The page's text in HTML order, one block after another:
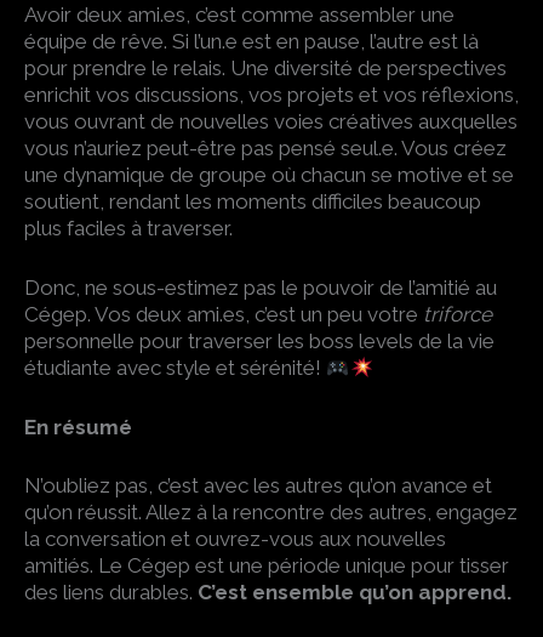
Avoir deux ami.es, c’est comme assembler une
équipe de rêve. Si l’un.e est en pause, l’autre est là
pour prendre le relais. Une diversité de perspectives
enrichit vos discussions, vos projets et vos réflexions,
vous ouvrant de nouvelles voies créatives auxquelles
vous n’auriez peut-être pas pensé seul.e. Vous créez
une dynamique de groupe où chacun se motive et se
soutient, rendant les moments difficiles beaucoup
plus faciles à traverser.
Donc, ne sous-estimez pas le pouvoir de l’amitié au
Cégep. Vos deux ami.es, c’est un peu votre triforce
personnelle pour traverser les boss levels de la vie
étudiante avec style et sérénité!
En résumé
N’oubliez pas, c’est avec les autres qu’on avance et
qu’on réussit. Allez à la rencontre des autres, engagez
la conversation et ouvrez-vous aux nouvelles
amitiés. Le Cégep est une période unique pour tisser
des liens durables. C’est ensemble qu’on apprend.